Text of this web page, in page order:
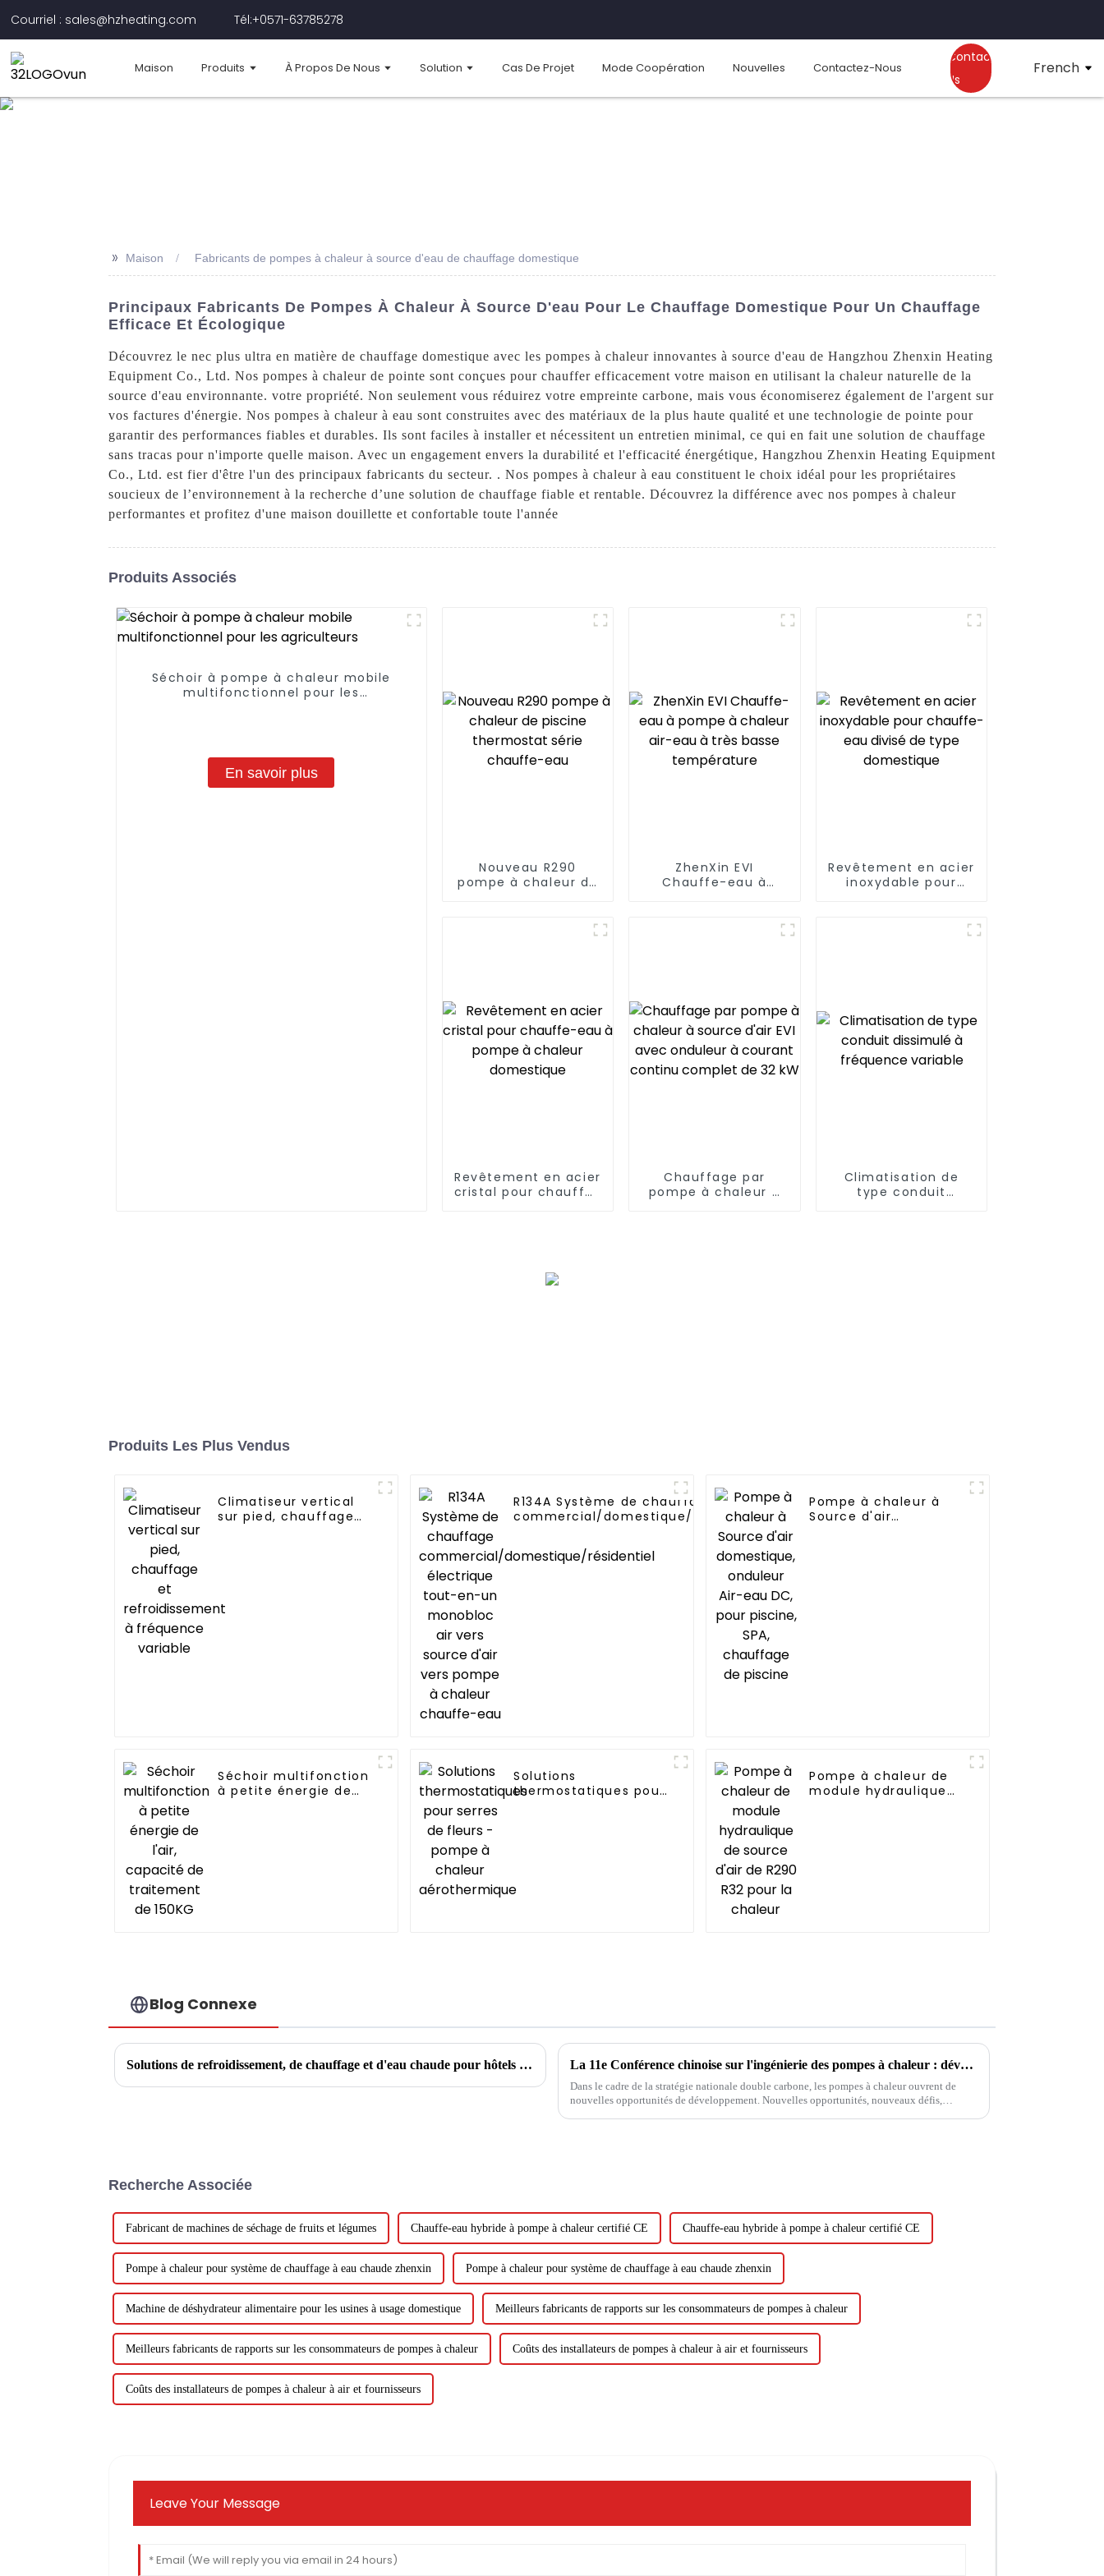
Courriel : sales@hzheating.com Tél:+0571-63785278
Maison Produits À Propos De Nous Solution Cas De Projet Mode Coopération Nouvelles Contactez-Nous
Contact
Us
French
>> Maison Fabricants de pompes à chaleur à source d'eau de chauffage domestique
Principaux Fabricants De Pompes À Chaleur À Source D'eau Pour Le Chauffage Domestique Pour Un Chauffage
Efficace Et Écologique
Découvrez le nec plus ultra en matière de chauffage domestique avec les pompes à chaleur innovantes à source d'eau de Hangzhou Zhenxin Heating
Equipment Co., Ltd. Nos pompes à chaleur de pointe sont conçues pour chauffer efficacement votre maison en utilisant la chaleur naturelle de la
source d'eau environnante. votre propriété. Non seulement vous réduirez votre empreinte carbone, mais vous économiserez également de l'argent sur
vos factures d'énergie. Nos pompes à chaleur à eau sont construites avec des matériaux de la plus haute qualité et une technologie de pointe pour
garantir des performances fiables et durables. Ils sont faciles à installer et nécessitent un entretien minimal, ce qui en fait une solution de chauffage
sans tracas pour n'importe quelle maison. Avec un engagement envers la durabilité et l'efficacité énergétique, Hangzhou Zhenxin Heating Equipment
Co., Ltd. est fier d'être l'un des principaux fabricants du secteur. . Nos pompes à chaleur à eau constituent le choix idéal pour les propriétaires
soucieux de l’environnement à la recherche d’une solution de chauffage fiable et rentable. Découvrez la différence avec nos pompes à chaleur
performantes et profitez d'une maison douillette et confortable toute l'année
Produits Associés
Séchoir à pompe à chaleur mobile
multifonctionnel pour les
En savoir plus
Nouveau R290
pompe à chaleur de
ZhenXin EVI
Chauffe-eau à
Revêtement en acier
inoxydable pour
Revêtement en acier
cristal pour chauffe-
Chauffage par
pompe à chaleur à
Climatisation de
type conduit
Produits Les Plus Vendus
Climatiseur vertical
sur pied, chauffage
R134A Système de chauffage
commercial/domestique/résidentiel
électrique tout-en-un monobloc air
vers source d'air vers pompe à
chaleur chauffe-eau
Pompe à chaleur à
Source d'air
Séchoir multifonction
à petite énergie de
Solutions
thermostatiques pour
Pompe à chaleur de
module hydraulique
Blog Connexe
Solutions de refroidissement, de chauffage et d'eau chaude pour hôtels et écoles La 11e Conférence chinoise sur l'ingénierie des pompes à chaleur : développement de pompes à chaleur et complémentation multi-énergies
Dans le cadre de la stratégie nationale double carbone, les pompes à chaleur ouvrent de
nouvelles opportunités de développement. Nouvelles opportunités, nouveaux défis,
Recherche Associée
Fabricant de machines de séchage de fruits et légumes Chauffe-eau hybride à pompe à chaleur certifié CE Chauffe-eau hybride à pompe à chaleur certifié CE
Pompe à chaleur pour système de chauffage à eau chaude zhenxin Pompe à chaleur pour système de chauffage à eau chaude zhenxin
Machine de déshydrateur alimentaire pour les usines à usage domestique Meilleurs fabricants de rapports sur les consommateurs de pompes à chaleur
Meilleurs fabricants de rapports sur les consommateurs de pompes à chaleur Coûts des installateurs de pompes à chaleur à air et fournisseurs
Coûts des installateurs de pompes à chaleur à air et fournisseurs
Leave Your Message